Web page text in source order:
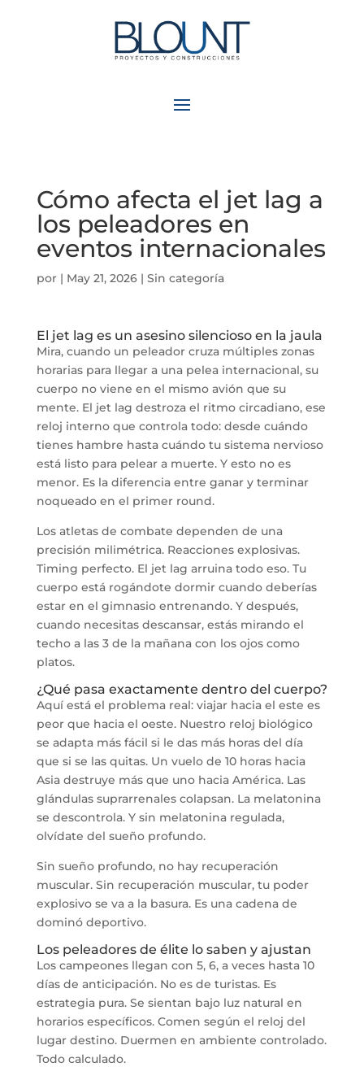
Cómo afecta el jet lag a
los peleadores en
eventos internacionales
por | May 21, 2026| Sin categoría
El jet lag es un asesino silencioso en la jaula
Mira, cuando un peleador cruza múltiples zonas
horarias para llegar a una pelea internacional, su
cuerpo no viene en el mismo avión que su
mente. El jet lag destroza el ritmo circadiano, ese
reloj interno que controla todo: desde cuándo
tienes hambre hasta cuándo tu sistema nervioso
está listo para pelear a muerte. Y esto no es
menor. Es la diferencia entre ganar y terminar
noqueado en el primer round.
Los atletas de combate dependen de una
precisión milimétrica. Reacciones explosivas.
Timing perfecto. El jet lag arruina todo eso. Tu
cuerpo está rogándote dormir cuando deberías
estar en el gimnasio entrenando. Y después,
cuando necesitas descansar, estás mirando el
techo a las 3 de la mañana con los ojos como
platos.
¿Qué pasa exactamente dentro del cuerpo?
Aquí está el problema real: viajar hacia el este es
peor que hacia el oeste. Nuestro reloj biológico
se adapta más fácil si le das más horas del día
que si se las quitas. Un vuelo de 10 horas hacia
Asia destruye más que uno hacia América. Las
glándulas suprarrenales colapsan. La melatonina
se descontrola. Y sin melatonina regulada,
olvídate del sueño profundo.
Sin sueño profundo, no hay recuperación
muscular. Sin recuperación muscular, tu poder
explosivo se va a la basura. Es una cadena de
dominó deportivo.
Los peleadores de élite lo saben y ajustan
Los campeones llegan con 5, 6, a veces hasta 10
días de anticipación. No es de turistas. Es
estrategia pura. Se sientan bajo luz natural en
horarios específicos. Comen según el reloj del
lugar destino. Duermen en ambiente controlado.
Todo calculado.